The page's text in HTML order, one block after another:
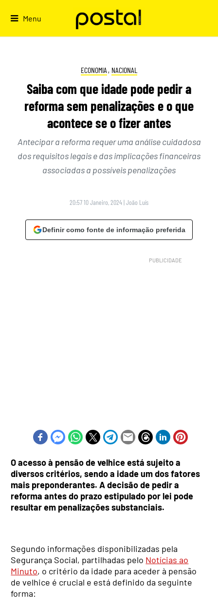
Menu
ECONOMIA , NACIONAL
Saiba com que idade pode pedir a
reforma sem penalizações e o que
acontece se o fizer antes
Antecipar a reforma requer uma análise cuidadosa
dos requisitos legais e das implicações financeiras
associadas a possíveis penalizações
20:57 10 Janeiro, 2024|João Luís
Definir como fonte de informação preferida
O acesso à pensão de velhice está sujeito a
diversos critérios, sendo a idade um dos fatores
mais preponderantes. A decisão de pedir a
reforma antes do prazo estipulado por lei pode
resultar em penalizações substanciais.
Segundo informações disponibilizadas pela
Segurança Social, partilhadas pelo Notícias ao
Minuto, o critério da idade para aceder à pensão
de velhice é crucial e está definido da seguinte
forma: